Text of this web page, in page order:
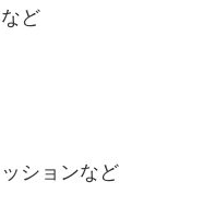
ど
ションなど